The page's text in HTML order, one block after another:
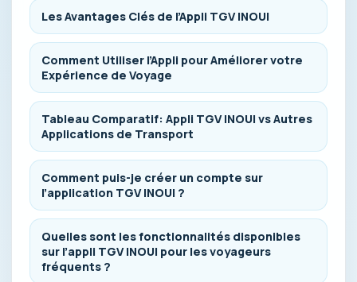
Les Avantages Clés de l’Appli TGV INOUI
Comment Utiliser l’Appli pour Améliorer votre
Expérience de Voyage
Tableau Comparatif: Appli TGV INOUI vs Autres
Applications de Transport
Comment puis-je créer un compte sur
l’application TGV INOUI ?
Quelles sont les fonctionnalités disponibles
sur l’appli TGV INOUI pour les voyageurs
fréquents ?